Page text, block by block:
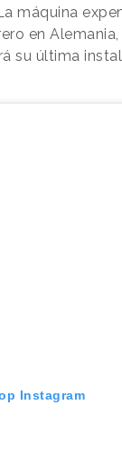
máquina
en
su última
Instagram